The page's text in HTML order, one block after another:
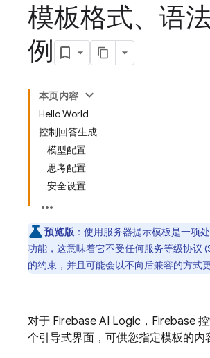
模板格式、语
例
本页内容
Hello World
控制回答生成
模型配置
思考配置
安全设置
预览版 ：使用服务器提示模板是一项
功能，这意味着它不受任何服务等级协议
的约束，并且可能会以不向后兼容的方式更
对于 Firebase AI Logic ， Firebase
个引导式界面，可供您指定模板的内